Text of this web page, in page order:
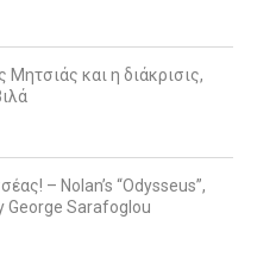
και η διάκρισις,
– Nolan’s “Odysseus”,
George Sarafoglou